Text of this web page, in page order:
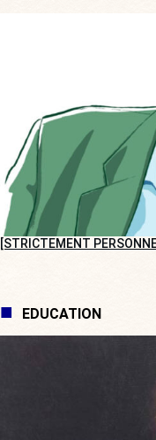
[STRICTEMENT
EDUCATION